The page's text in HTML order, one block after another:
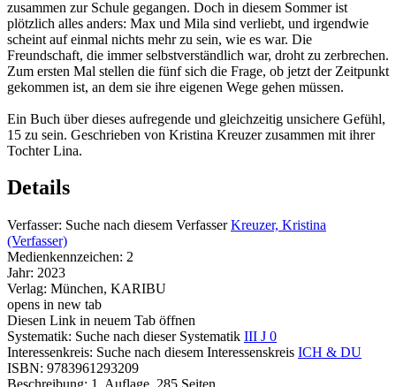
zusammen zur Schule gegangen. Doch in diesem Sommer ist
plötzlich alles anders: Max und Mila sind verliebt, und irgendwie
scheint auf einmal nichts mehr zu sein, wie es war. Die
Freundschaft, die immer selbstverständlich war, droht zu zerbrechen.
Zum ersten Mal stellen die fünf sich die Frage, ob jetzt der Zeitpunkt
gekommen ist, an dem sie ihre eigenen Wege gehen müssen.
Ein Buch über dieses aufregende und gleichzeitig unsichere Gefühl,
15 zu sein. Geschrieben von Kristina Kreuzer zusammen mit ihrer
Tochter Lina.
Details
Verfasser: Suche nach diesem Verfasser Kreuzer, Kristina
(Verfasser)
Medienkennzeichen: 2
Jahr: 2023
Verlag: München, KARIBU
opens in new tab
Diesen Link in neuem Tab öffnen
Systematik: Suche nach dieser Systematik III J 0
Interessenkreis: Suche nach diesem Interessenskreis ICH & DU
ISBN: 9783961293209